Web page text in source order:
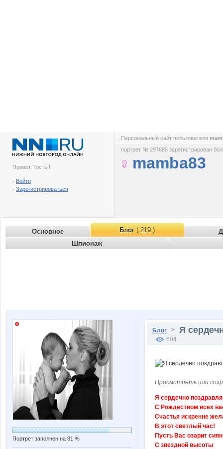
Привет, Гость !
- Войти
- Зарегистрироваться
Персональный сайт пользователя
портрет № 297685 зарегистрирован
mamba83
Основное Блог( 219 )
Шпионаж
Портрет заполнен на 81 %
Блог > Я
604
Просмотреть или
Я сердечно
С Рождеством всех
Счастья искренне
В этот светлый час!
Пусть Вас озарит
С звездной высоты